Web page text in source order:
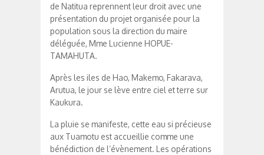
de Natitua reprennent leur droit avec une
présentation du projet organisée pour la
population sous la direction du maire
déléguée, Mme Lucienne HOPUE-
TAMAHUTA.
Après les iles de Hao, Makemo, Fakarava,
Arutua, le jour se lève entre ciel et terre sur
Kaukura.
La pluie se manifeste, cette eau si précieuse
aux Tuamotu est accueillie comme une
bénédiction de l’évènement. Les opérations